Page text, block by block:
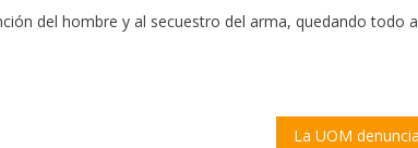
del hombre y al secuestro del arma, quedando todo a